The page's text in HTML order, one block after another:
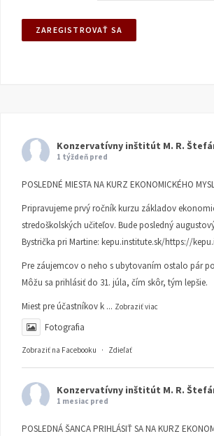
Konzervatívny inštitút M. R.
1 týždeň pred
POSLEDNÉ MIESTA NA KURZ EKONOMICKÉHO
Pripravujeme prvý ročník kurzu základov
stredoškolských učiteľov. Bude posledný
Bystrička pri Martine: kepu.institute.sk/https://
Pre záujemcov o neho s ubytovaním ostalo pár
Môžu sa prihlásiť do 31. júla, čím skôr, tým lepšie.
Miest pre účastníkov k ... Zobraziť viac
Fotografia
Zobraziť na Facebooku · Zdieľať
Konzervatívny inštitút M. R.
1 mesiac pred
POSLEDNÁ ŠANCA PRIHLÁSIŤ SA NA KURZ